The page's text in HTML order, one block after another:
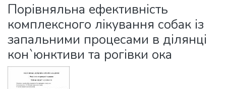
Statistics
Порівняльна ефективність
комплексного лікування собак із
запальними процесами в ділянці
кон`юнктиви та рогівки ока